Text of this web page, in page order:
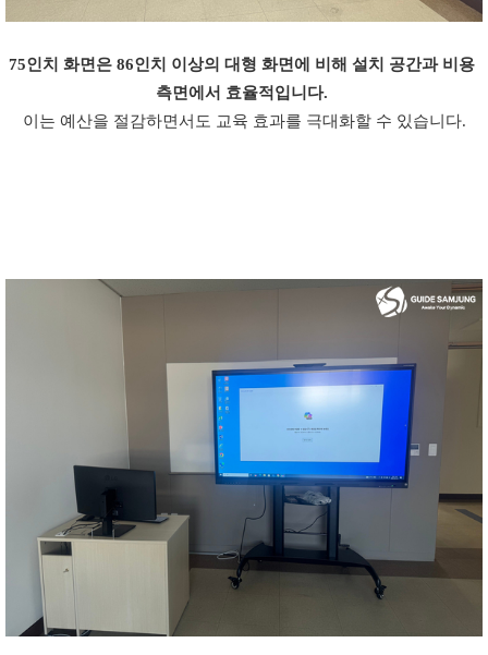
75인치 화면은 86인치 이상의 대형 화면에 비해 설치 공간과 비용
측면에서 효율적입니다.
이는 예산을 절감하면서도 교육 효과를 극대화할 수 있습니다.